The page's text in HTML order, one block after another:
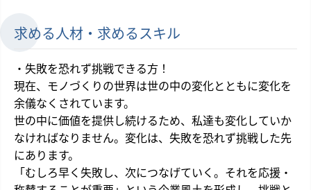
求める人材・求めるスキル
・失敗を恐れず挑戦できる方！
現在、モノづくりの世界は世の中の変化とともに変化を
余儀なくされています。
世の中に価値を提供し続けるため、私達も変化していか
なければなりません。変化は、失敗を恐れず挑戦した先
にあります。
「むしろ早く失敗し、次につなげていく。それを応援・